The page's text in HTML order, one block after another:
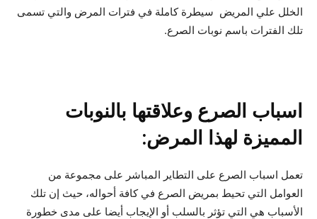
الخلل علي المريض سيطرة كاملة في فترات المرض والتي تسمى
تلك الفترات باسم نوبات الصرع.
اسباب الصرع وعلاقتها بالنوبات
المميزة لهذا المرض:
تعمل اسباب الصرع على التطاير المباشر على مجموعة من
العوامل التي تحيط بمريض الصرع في كافة أحواله، حيث إن تلك
الأسباب هي التي تؤثر بالسلب أو الإيجاب أيضا على مدى خطورة